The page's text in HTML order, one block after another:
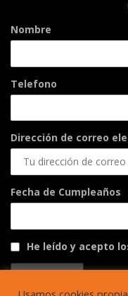
Nombre
Telefono
Dirección de correo
Fecha de Cumpleaños
He leído y acepto